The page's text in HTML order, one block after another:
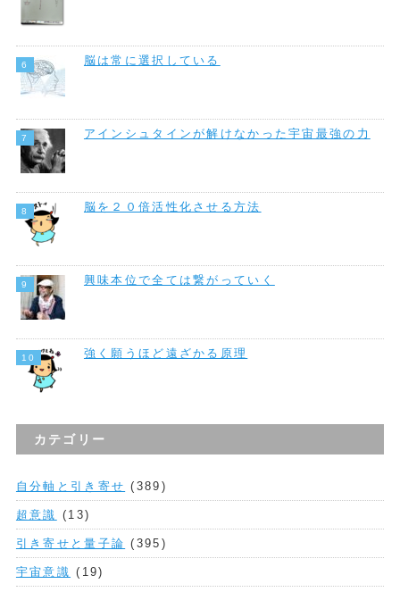
脳は常に選択している
アインシュタインが解けなかった宇宙最強の力
脳を２０倍活性化させる方法
興味本位で全ては繋がっていく
強く願うほど遠ざかる原理
カテゴリー
自分軸と引き寄せ (389)
超意識 (13)
引き寄せと量子論 (395)
宇宙意識 (19)